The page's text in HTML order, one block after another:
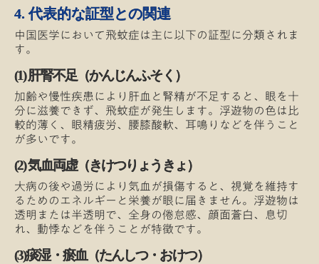
4. 代表的な証型との関連
中国医学において飛蚊症は主に以下の証型に分類されま
す。
(1) 肝腎不足（かんじんふそく）
加齢や慢性疾患により肝血と腎精が不足すると、眼を十
分に滋養できず、飛蚊症が発生します。浮遊物の色は比
較的薄く、眼精疲労、腰膝酸軟、耳鳴りなどを伴うこと
が多いです。
(2) 気血両虚（きけつりょうきょ）
大病の後や過労により気血が損傷すると、視覚を維持す
るためのエネルギーと栄養が眼に届きません。浮遊物は
透明または半透明で、全身の倦怠感、顔面蒼白、息切
れ、動悸などを伴うことが特徴です。
(3)痰湿・瘀血（たんしつ・おけつ）